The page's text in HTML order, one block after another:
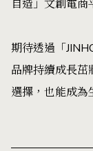
自造」文創電商
期待透過「
品牌持續成長茁
選擇，也能成為